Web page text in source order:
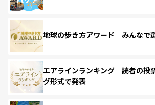
地球の歩き方アワード みんなで
エアラインランキング 読者の投
グ形式で発表